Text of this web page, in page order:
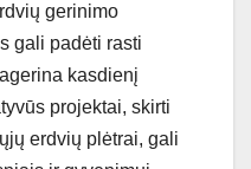
gerinimo
gali padėti rasti
kasdienį
projektai, skirti
erdvių plėtrai, gali